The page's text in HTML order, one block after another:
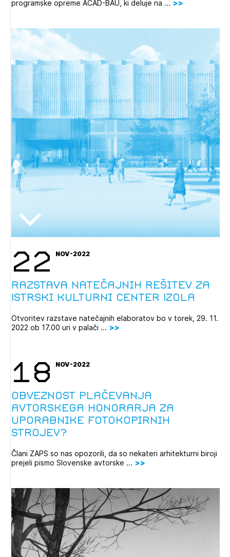
Izbrana vsebina je namenjena le ZAPS
registriranim uporabnikom. Da lahko do nje
programske opreme ACAD-BAU, ki deluje na ...
22 NOV-2022
Razstava natečajnih rešitev za
Istrski kulturni center Izola
Otvoritev razstave natečajnih elaboratov bo v torek, 29. 11.
2022 ob 17.00 uri v palači ...
18 NOV-2022
Obveznost plačevanja
avtorskega honorarja za
uporabnike fotokopirnih
strojev?
Člani ZAPS so nas opozorili, da so nekateri arhitekturni biroji
prejeli pismo Slovenske avtorske ...